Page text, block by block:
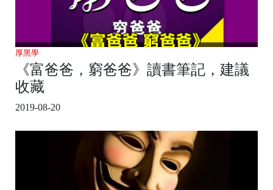
厚黑學
《富爸爸，窮爸爸》讀書筆記，建議
收藏
2019-08-20